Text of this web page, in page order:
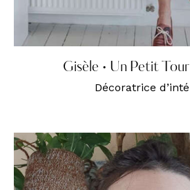
Gisèle • Un Petit
Décoratrice